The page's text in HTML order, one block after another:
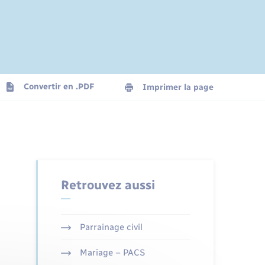
Convertir en .PDF Imprimer la page
Retrouvez aussi
Parrainage civil
Mariage – PACS